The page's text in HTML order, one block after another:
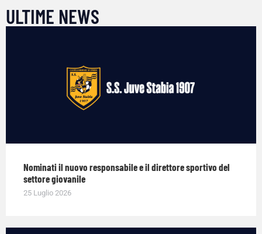
ULTIME NEWS
Nominati il nuovo responsabile e il direttore sportivo del
settore giovanile
25 Luglio 2026